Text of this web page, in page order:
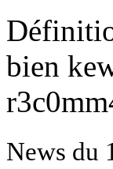
bien
News du